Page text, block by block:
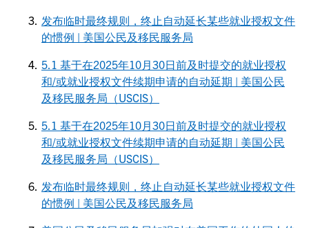
发布临时最终规则，终止自动延长某些就业授权文件
的惯例 | 美国公民及移民服务局
5.1 基于在2025年10月30日前及时提交的就业授权
和/或就业授权文件续期申请的自动延期 | 美国公民
及移民服务局（USCIS）
5.1 基于在2025年10月30日前及时提交的就业授权
和/或就业授权文件续期申请的自动延期 | 美国公民
及移民服务局（USCIS）
发布临时最终规则，终止自动延长某些就业授权文件
的惯例 | 美国公民及移民服务局